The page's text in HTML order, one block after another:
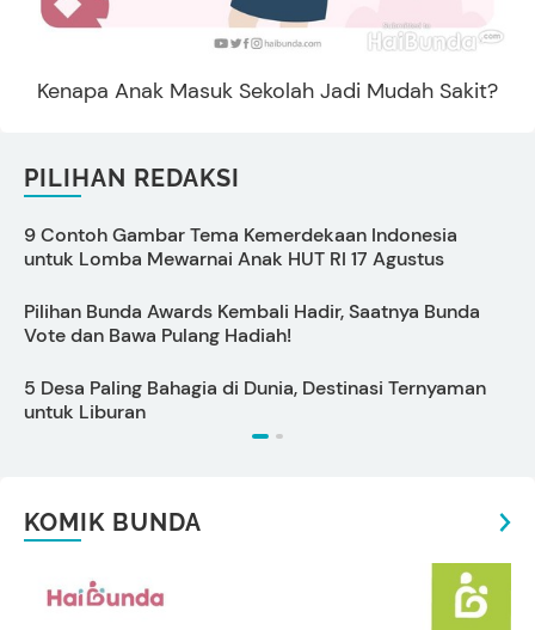
Kenapa Anak Masuk Sekolah Jadi Mudah Sakit?
PILIHAN REDAKSI
9 Contoh Gambar Tema Kemerdekaan Indonesia
untuk Lomba Mewarnai Anak HUT RI 17 Agustus
Pilihan Bunda Awards Kembali Hadir, Saatnya Bunda
Vote dan Bawa Pulang Hadiah!
5 Desa Paling Bahagia di Dunia, Destinasi Ternyaman
untuk Liburan
KOMIK BUNDA